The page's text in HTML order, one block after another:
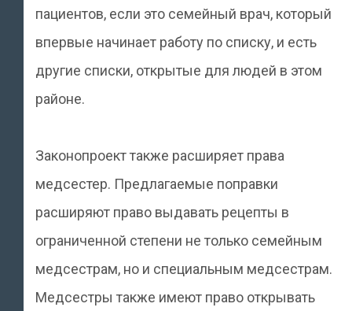
пациентов, если это семейный врач, который
впервые начинает работу по списку, и есть
другие списки, открытые для людей в этом
районе.
Законопроект также расширяет права
медсестер. Предлагаемые поправки
расширяют право выдавать рецепты в
ограниченной степени не только семейным
медсестрам, но и специальным медсестрам.
Медсестры также имеют право открывать